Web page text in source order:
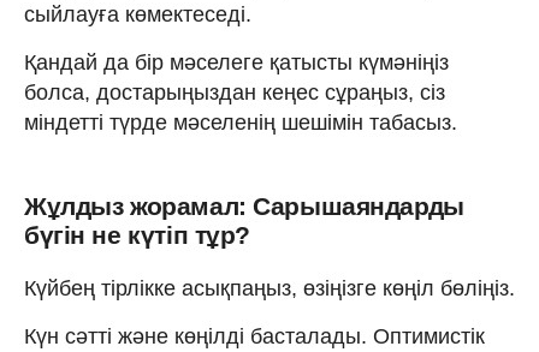
сыйлауға көмектеседі.
Қандай да бір мәселеге қатысты күмәніңіз
болса, достарыңыздан кеңес сұраңыз, сіз
міндетті түрде мәселенің шешімін табасыз.
Жұлдыз жорамал: Сарышаяндарды
бүгін не күтіп тұр?
Күйбең тірлікке асықпаңыз, өзіңізге көңіл бөліңіз.
Күн сәтті және көңілді басталады. Оптимистік